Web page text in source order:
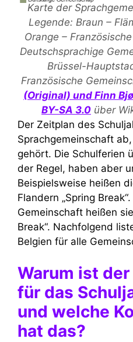
Karte der
Legende: Braun –
Orange –
Deutschsprachige
Brüssel-
Französische
(Original) und Finn
BY-SA 3.0 über
Der Zeitplan des
Sprachgemeinschaft
gehört. Die Schulferien
der Regel, haben aber
Beispielsweise heißen
Flandern „Spring
Gemeinschaft heißen
Break“. Nachfolgend
Belgien für alle
Warum ist
für das
und welche
hat das?